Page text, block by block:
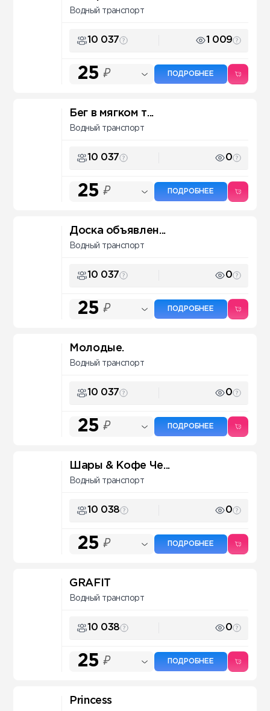
Водный транспорт
10 037 1 009
25 ₽ ПОДРОБНЕЕ
Бег в мягком т...
Водный транспорт
10 037 0
25 ₽ ПОДРОБНЕЕ
Доска объявлен...
Водный транспорт
10 037 0
25 ₽ ПОДРОБНЕЕ
Молодые.
Водный транспорт
10 037 0
25 ₽ ПОДРОБНЕЕ
Шары & Кофе Че...
Водный транспорт
10 038 0
25 ₽ ПОДРОБНЕЕ
GRAFIT
Водный транспорт
10 038 0
25 ₽ ПОДРОБНЕЕ
Princess